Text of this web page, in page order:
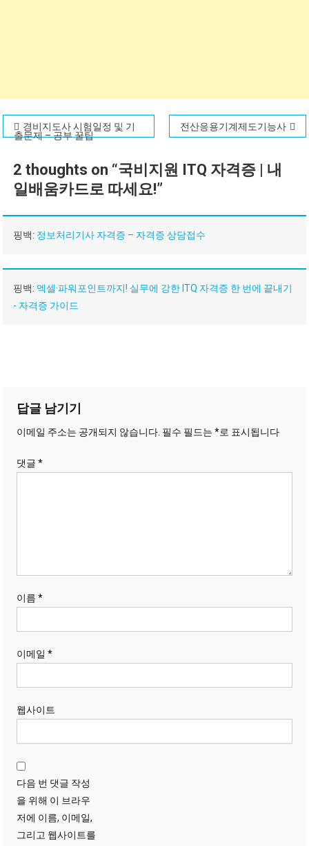
글
색
경비지도사 시험일정 및 기
출문제 – 공부 꿀팁
전산응용기계제도기능사
2 thoughts on “국비지원 ITQ 자격증 | 내
일배움카드로 따세요!”
핑백: 정보처리기사 자격증 – 자격증 상담접수
핑백: 엑셀·파워포인트까지! 실무에 강한 ITQ 자격증 한 번에 끝내기
- 자격증 가이드
답글 남기기
이메일 주소는 공개되지 않습니다. 필수 필드는*로 표시됩니다
댓글*
이름*
이메일*
웹사이트
다음 번 댓글 작성
을 위해 이 브라우
저에 이름, 이메일,
그리고 웹사이트를